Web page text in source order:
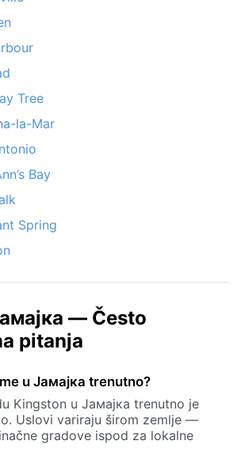
Tree
la-Mar
Bay
Spring
— Često
pitanja
u Јамајка trenutno?
Kingston u Јамајка trenutno je
Uslovi variraju širom zemlje —
gradove ispod za lokalne